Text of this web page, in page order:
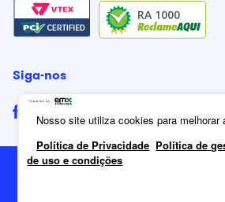
RA 1000
Siga-nos
Nosso site utiliza cookies para melhorar
Política de Privacidade Política de
de uso e condições